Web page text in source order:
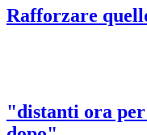
Rafforzare
"distanti ora